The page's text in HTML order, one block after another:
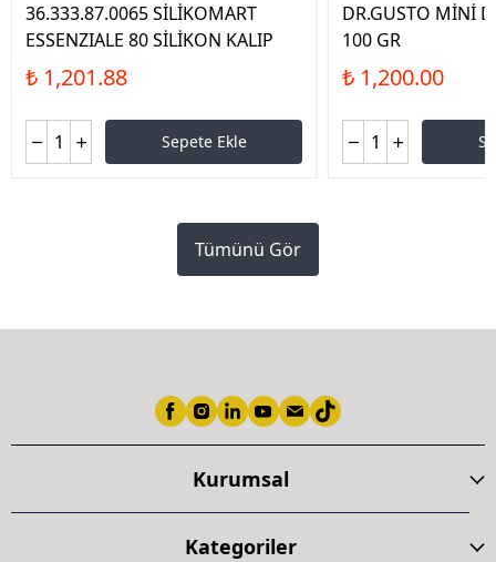
36.333.87.0065 SİLİKOMART
ESSENZIALE 80 SİLİKON KALIP
₺ 1,201.88
Sepete Ekle
DR.GUSTO MİNİ
100 GR
₺ 1,200.00
Tümünü Gör
Kurumsal
Kategoriler